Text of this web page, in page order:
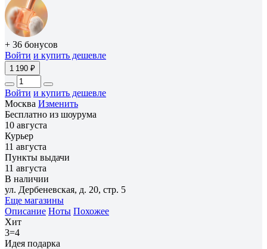
+ 36 бонусов
Войти и купить дешевле
1 190 ₽
Войти и купить дешевле
Москва Изменить
Бесплатно из шоурума
10 августа
Курьер
11 августа
Пункты выдачи
11 августа
В наличии
ул. Дербеневская, д. 20, стр. 5
Еще магазины
Описание Ноты Похожее
Хит
3=4
Идея подарка